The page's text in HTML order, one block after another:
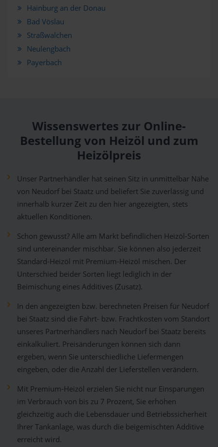
Hainburg an der Donau
Bad Vöslau
Straßwalchen
Neulengbach
Payerbach
Wissenswertes zur Online-
Bestellung von Heizöl und zum
Heizölpreis
Unser Partnerhändler hat seinen Sitz in unmittelbar Nähe
von Neudorf bei Staatz und beliefert Sie zuverlässig und
innerhalb kurzer Zeit zu den hier angezeigten, stets
aktuellen Konditionen.
Schon gewusst? Alle am Markt befindlichen Heizöl-Sorten
sind untereinander mischbar. Sie können also jederzeit
Standard-Heizöl mit Premium-Heizöl mischen. Der
Unterschied beider Sorten liegt lediglich in der
Beimischung eines Additives (Zusatz).
In den angezeigten bzw. berechneten Preisen für Neudorf
bei Staatz sind die Fahrt- bzw. Frachtkosten vom Standort
unseres Partnerhändlers nach Neudorf bei Staatz bereits
einkalkuliert. Preisänderungen können sich dann
ergeben, wenn Sie unterschiedliche Liefermengen
eingeben, oder die Anzahl der Lieferstellen verändern.
Mit Premium-Heizöl erzielen Sie nicht nur Einsparungen
im Verbrauch von bis zu 7 Prozent, Sie erhöhen
gleichzeitig auch die Lebensdauer und Betriebssicherheit
Ihrer Tankanlage, was durch die beigemischten Additive
erreicht wird.